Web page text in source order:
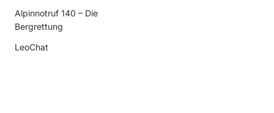
Alpinnotruf 140 – Die
Bergrettung
LeoChat